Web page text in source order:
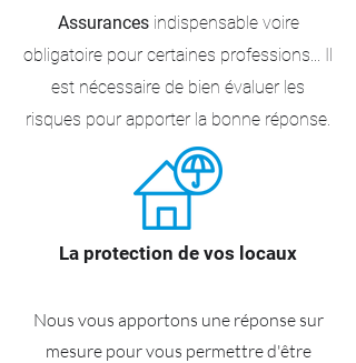
Assurancesindispensable voire
obligatoire pour certaines professions... Il
est nécessaire de bien évaluer les
risques pour apporter la bonne réponse.
La protection de vos locaux
Nous vous apportons une réponse sur
mesure pour vous permettre d'être